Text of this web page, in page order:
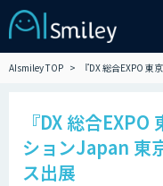
AIsmiley TOP 『DX 総合EXPO
『DX 総合
ションJapan 東
ス出展